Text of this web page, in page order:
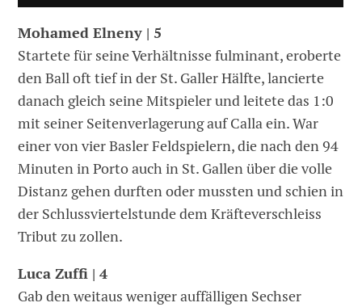
Mohamed Elneny | 5
Startete für seine Verhältnisse fulminant, eroberte
den Ball oft tief in der St. Galler Hälfte, lancierte
danach gleich seine Mitspieler und leitete das 1:0
mit seiner Seitenverlagerung auf Calla ein. War
einer von vier Basler Feldspielern, die nach den 94
Minuten in Porto auch in St. Gallen über die volle
Distanz gehen durften oder mussten und schien in
der Schlussviertelstunde dem Kräfteverschleiss
Tribut zu zollen.
Luca Zuffi | 4
Gab den weitaus weniger auffälligen Sechser